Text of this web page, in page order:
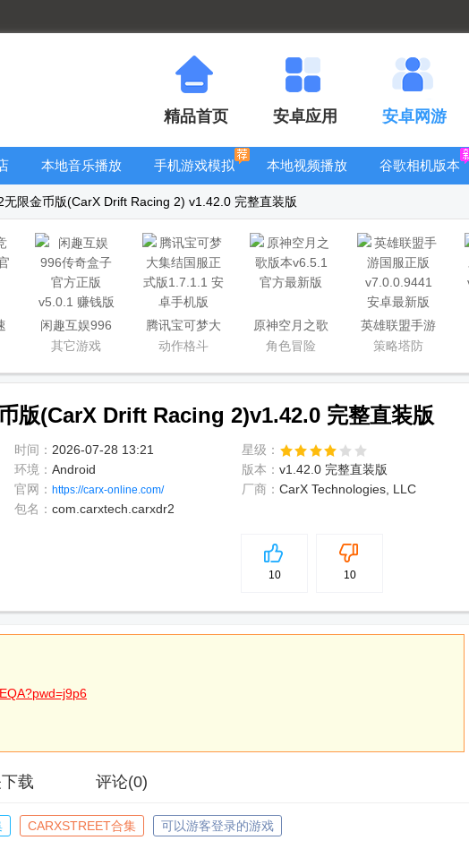
精品首页 安卓应用 安卓网游
本地音乐播放
手机游戏模拟
本地视频播放
谷歌相机版本
限金币版(CarX Drift Racing 2) v1.42.0 完整直装版
闲趣互娱996
传奇盒子官方
其它游戏
腾讯宝可梦大
集结国服正式
动作格斗
原神空月之歌
版本
角色冒险
英雄联盟手游
国服正版
策略塔防
版(CarX Drift Racing 2)v1.42.0 完整直装版
时间： 2026-07-28 13:21
星级：
环境： Android 版本： v1.42.0 完整直装版
官网： https://carx-online.com/ 厂商： CarX Technologies, LLC
包名： com.carxtech.carxdr2
5
10 10
载 评论(0)
CARXSTREET合集 可以游客登录的游戏